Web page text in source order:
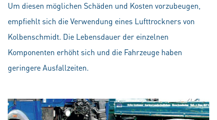
Um diesen möglichen Schäden und Kosten vorzubeugen,
empfiehlt sich die Verwendung eines Lufttrockners von
Kolbenschmidt. Die Lebensdauer der einzelnen
Komponenten erhöht sich und die Fahrzeuge haben
geringere Ausfallzeiten.